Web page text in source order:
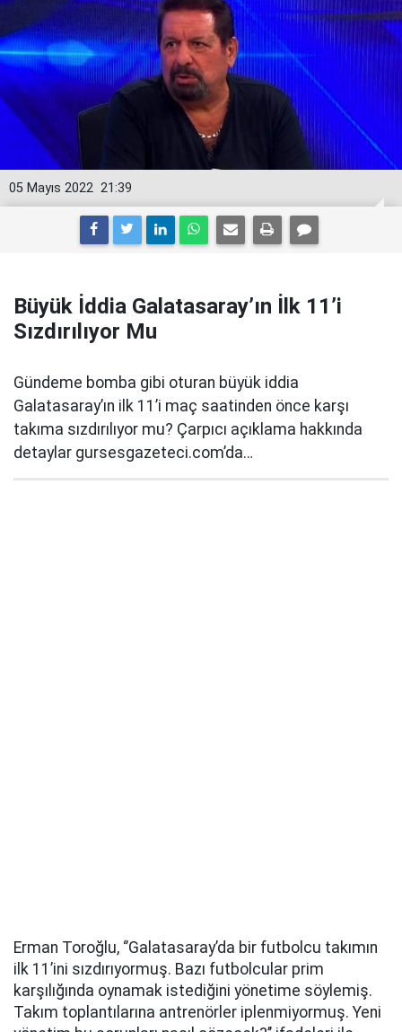
21:39
05 Mayıs 2022
Büyük İddia Galatasaray’ın İlk 11’i
Sızdırılıyor Mu
Gündeme bomba gibi oturan büyük iddia
Galatasaray’ın ilk 11’i maç saatinden önce karşı
takıma sızdırılıyor mu? Çarpıcı açıklama hakkında
detaylar gursesgazeteci.com’da…
Erman Toroğlu, ‘’Galatasaray’da bir futbolcu takımın
ilk 11’ini sızdırıyormuş. Bazı futbolcular prim
karşılığında oynamak istediğini yönetime söylemiş.
Takım toplantılarına antrenörler iplenmiyormuş. Yeni